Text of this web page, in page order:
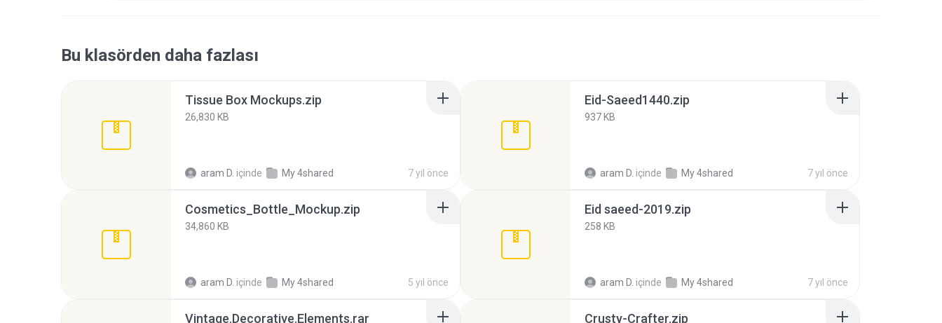
Bu klasörden daha fazlası
Tissue Box Mockups.zip
26,830 KB
aram D. içinde My 4shared 7 yıl önce
Eid-Saeed1440.zip
937 KB
aram D. içinde My 4shared 7 yıl önce
Cosmetics_Bottle_Mockup.zip
34,860 KB
aram D. içinde My 4shared 5 yıl önce
Eid saeed-2019.zip
258 KB
aram D. içinde My 4shared 7 yıl önce
Vintage.Decorative.Elements.rar Crusty-Crafter.zip